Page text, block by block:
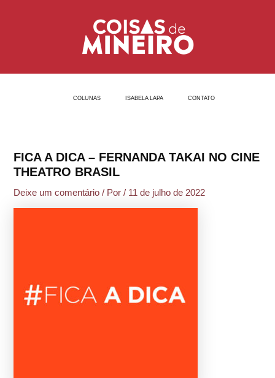
COLUNAS ISABELA LAPA CONTATO
FICA A DICA – FERNANDA TAKAI NO CINE
THEATRO BRASIL
Deixe um comentário / Por/ 11 de julho de 2022